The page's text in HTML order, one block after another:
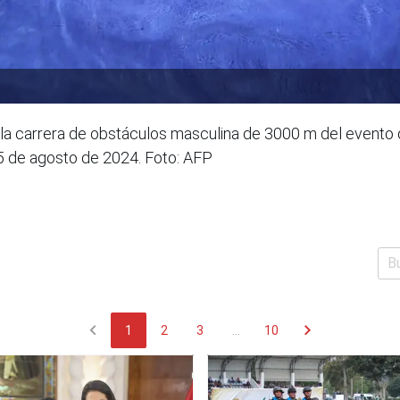
carrera de obstáculos masculina de 3000 m del
de agosto de 2024. Foto: AFP
chevron_left 1 2 3 10 chevron_right